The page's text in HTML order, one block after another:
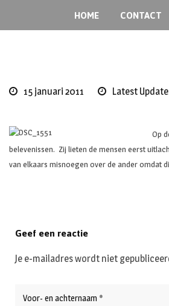
HOME CONTACT
15 januari 2011 Latest
Op
belevenissen. Zij lieten de mensen eerst
van elkaars misnoegen over de ander omdat
Geef een reactie
Je e-mailadres wordt niet